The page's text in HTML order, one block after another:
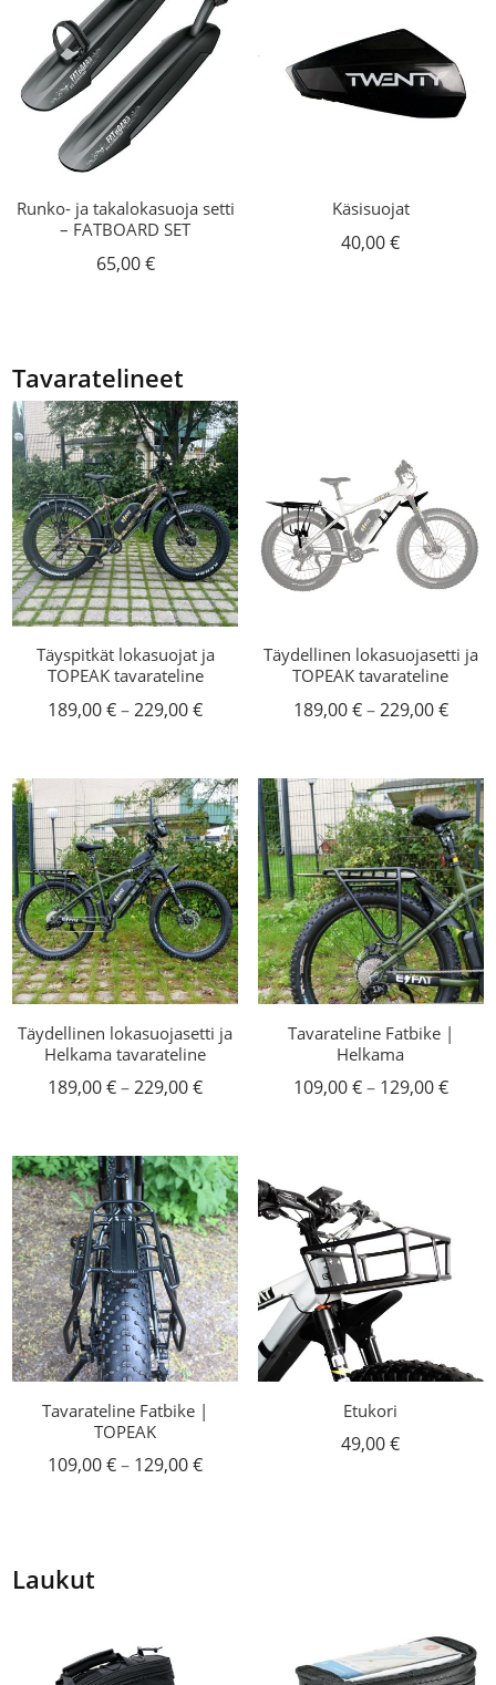
Runko- ja takalokasuoja setti
– FATBOARD SET
65,00€
Käsisuojat
40,00€
Tavaratelineet
Täyspitkät lokasuojat ja
TOPEAK tavarateline
189,00€–229,00€Hintaluokka:
229,00 €
Täydellinen lokasuojasetti ja
TOPEAK tavarateline
189,00€–229,00€
Täydellinen lokasuojasetti ja
Helkama tavarateline
189,00€–229,00€Hintaluokka:
229,00 €
Tavarateline Fatbike |
Helkama
109,00€– 129,00€
Tavarateline Fatbike |
TOPEAK
109,00€– 129,00€Hintaluokka:
Etukori
49,00€
Laukut